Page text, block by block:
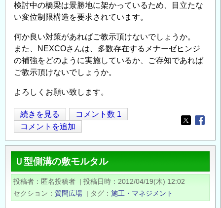
ム
第
1
回
（第
23
ICUS
オ
ー
プ
ン
レ
ク
チ
ャ）
検討中の橋梁は景勝地に架かっているため、目立たな
い変位制限構造を要求されています。
何か良い対策があればご教示頂けないでしょうか。
また、NEXCOさんは、多数存在するメナーゼヒンジ
の補強をどのように実施しているか、ご存知であれば
ご教示頂けないでしょうか。
よろしくお願い致します。
道
路
橋
メ
ナ
ー
ヒ
続きを見る
コメント数 1
コメントを追加
Opens in
Ｕ型側溝の敷モルタル
投稿者 匿名投稿者 | 投稿日時
2012/04/19(木) 12:02
セクション
質問広場 | タグ 施工・マネジメント